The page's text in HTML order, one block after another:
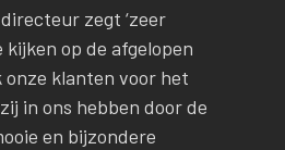
zegt ‘zeer
kijken op de afgelopen
onze klanten voor het
in ons hebben door de
en bijzondere